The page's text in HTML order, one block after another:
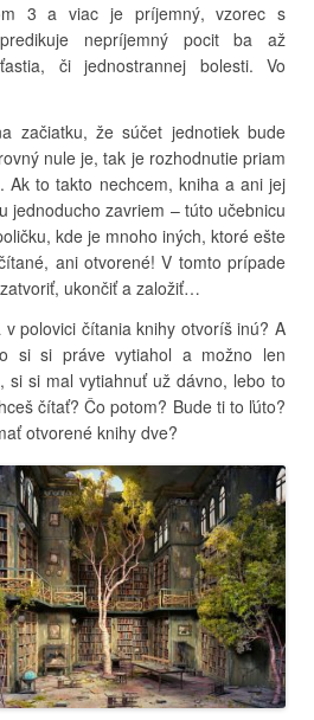
3 a viac je príjemný, vzorec s
nepríjemný pocit ba až
či jednostrannej bolesti. Vo
začiatku, že súčet jednotiek bude
nule je, tak je rozhodnutie priam
Ak to takto nechcem, kniha a ani jej
jednoducho zavriem – túto učebnicu
kde je mnoho iných, ktoré ešte
ani otvorené! V tomto prípade
ukončiť a založiť…
polovici čítania knihy otvoríš inú? A
si si práve vytiahol a možno len
si si mal vytiahnuť už dávno, lebo to
čítať? Čo potom? Bude ti to ľúto?
otvorené knihy dve?